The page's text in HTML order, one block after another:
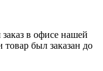
в офисе нашей
был заказан до